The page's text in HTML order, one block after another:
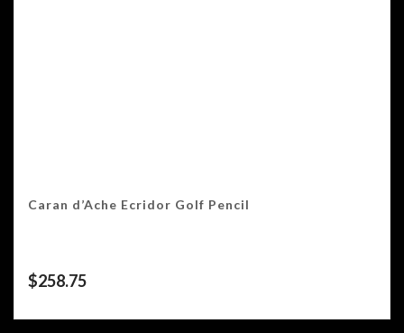
Caran d’Ache Ecridor Golf Pencil
$258.75